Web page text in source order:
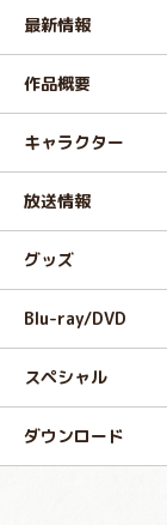
最新情報
作品概要
キャラクター
放送情報
グッズ
Blu-ray/DVD
スペシャル
ダウンロード